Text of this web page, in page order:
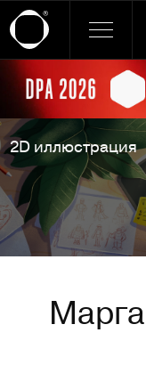
Ссылка баннера
2D иллюстрация